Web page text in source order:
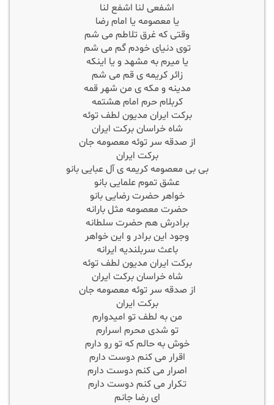
اشفعی لنا اشفع لنا
یا معصومه یا امام رضا
وقتی که غرق تلاطم می شم
توی دنیای خودم گم می شم
یا میرم به مشهد و یا اینکه
زائر کریمه ی قم می شم
مدینه و مکه ی من شهر قمه
کربلام حرم امام هشتمه
برکت ایران مدیون لطف توئه
شاه خراسان برکت ایران
از صدقه سر توئه معصومه جان
برکت ایران
بی بی معصومه کریمه ی آل عبایی بانو
عشق تموم علمایی بانو
خواهر حضرت رضایی بانو
حضرت معصومه مثل بارانه
برادرش هم حضرت سلطانه
وجود این برادر و این خواهر
باعث سربلندیه ایرانه
برکت ایران مدیون لطف توئه
شاه خراسان برکت ایران
از صدقه سر توئه معصومه جان
برکت ایران
من به لطف تو امیدوارم
تو شدی محرم اسرارم
خوش به حالم که تو رو دارم
اقرار می کنم دوست دارم
اصرار می کنم دوست دارم
تکرار می کنم دوست دارم
ای رضا جانم